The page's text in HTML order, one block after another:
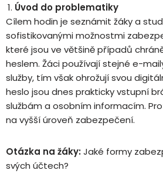
Úvod do problematiky
Cílem hodin je seznámit žáky a
sofistikovanými možnostmi
které jsou ve většině případů
heslem. Žáci používají stejné e-
služby, tím však ohrožují svou
heslo jsou dnes prakticky vstupní
službám a osobním informacím.
na vyšší úroveň zabezpečení.
Otázka na žáky: Jaké formy
svých účtech?